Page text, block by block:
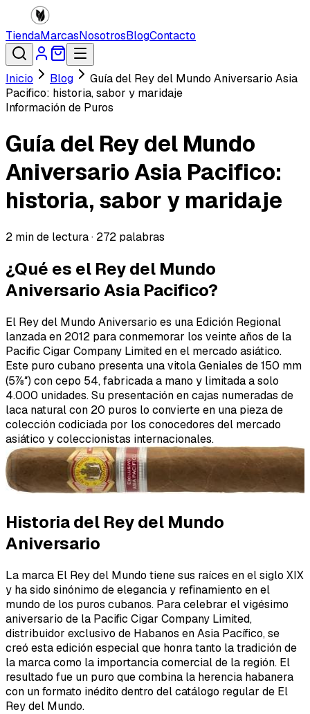
TiendaMarcasNosotrosBlogContacto
Inicio Blog
Guía del Rey del Mundo Aniversario Asia
Pacifico: historia, sabor y maridaje
Información de Puros
Guía del Rey del Mundo
Aniversario Asia Pacifico:
historia, sabor y maridaje
2 min de lectura · 272 palabras
¿Qué es el Rey del Mundo
Aniversario Asia Pacifico?
El Rey del Mundo Aniversario es una Edición Regional
lanzada en 2012 para conmemorar los veinte años de la
Pacific Cigar Company Limited en el mercado asiático.
Este puro cubano presenta una vitola Geniales de 150 mm
(5⅞″) con cepo 54, fabricada a mano y limitada a solo
4.000 unidades. Su presentación en cajas numeradas de
laca natural con 20 puros lo convierte en una pieza de
colección codiciada por los conocedores del mercado
asiático y coleccionistas internacionales.
Historia del Rey del Mundo
Aniversario
La marca El Rey del Mundo tiene sus raíces en el siglo XIX
y ha sido sinónimo de elegancia y refinamiento en el
mundo de los puros cubanos. Para celebrar el vigésimo
aniversario de la Pacific Cigar Company Limited,
distribuidor exclusivo de Habanos en Asia Pacífico, se
creó esta edición especial que honra tanto la tradición de
la marca como la importancia comercial de la región. El
resultado fue un puro que combina la herencia habanera
con un formato inédito dentro del catálogo regular de El
Rey del Mundo.